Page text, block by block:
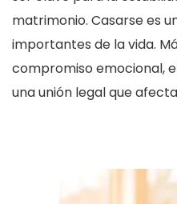
matrimonio. Casarse es
importantes de la vida.
compromiso emocional,
una unión legal que